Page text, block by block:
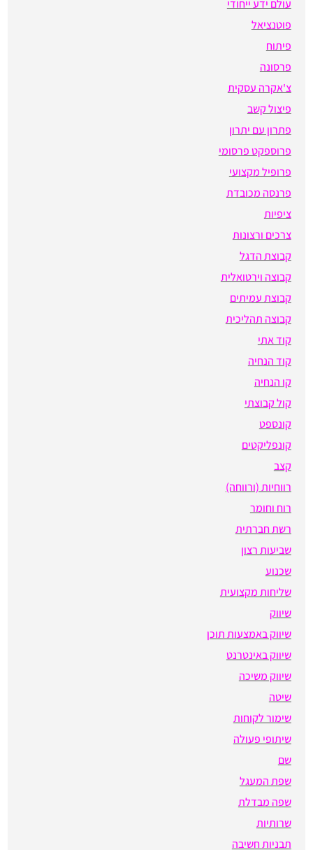
עולם ידע ייחודי
פוטנציאל
פיתוח
פרסונה
צ'אקרה עסקית
פיצול קשב
פתרון עם יתרון
פרוספקט פרסומי
פרופיל מקצועי
פרנסה מכובדת
ציפיות
צרכים ורצונות
קבוצת הדגל
קבוצה וירטואלית
קבוצת עמיתים
קבוצה תהליכית
קוד אתי
קוד הנחיה
קו הנחיה
קול קבוצתי
קונספט
קונפליקטים
קצב
רווחיות (ורווחה)
רוח וחומר
רשת חברתית
שביעות רצון
שכנוע
שליחות מקצועית
שיווק
שיווק באמצעות תוכן
שיווק באינטרנט
שיווק משיכה
שיטה
שימור לקוחות
שיתופי פעולה
שם
שפת המעגל
שפה מבדלת
שרותיות
תבניות חשיבה